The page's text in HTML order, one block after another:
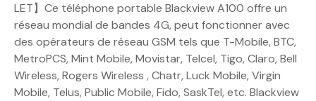
LET】Ce téléphone portable Blackview A100 offre un
réseau mondial de bandes 4G, peut fonctionner avec
des opérateurs de réseau GSM tels que T-Mobile, BTC,
MetroPCS, Mint Mobile, Movistar, Telcel, Tigo, Claro, Bell
Wireless, Rogers Wireless , Chatr, Luck Mobile, Virgin
Mobile, Telus, Public Mobile, Fido, SaskTel, etc. Blackview